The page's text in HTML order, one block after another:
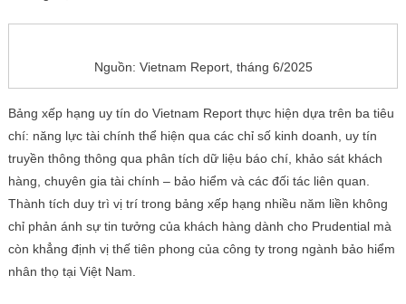
Nguồn: Vietnam Report, tháng 6/2025
Bảng xếp hạng uy tín do Vietnam Report thực hiện dựa trên ba tiêu
chí: năng lực tài chính thể hiện qua các chỉ số kinh doanh, uy tín
truyền thông thông qua phân tích dữ liệu báo chí, khảo sát khách
hàng, chuyên gia tài chính – bảo hiểm và các đối tác liên quan.
Thành tích duy trì vị trí trong bảng xếp hạng nhiều năm liền không
chỉ phản ánh sự tin tưởng của khách hàng dành cho Prudential mà
còn khẳng định vị thế tiên phong của công ty trong ngành bảo hiểm
nhân thọ tại Việt Nam.